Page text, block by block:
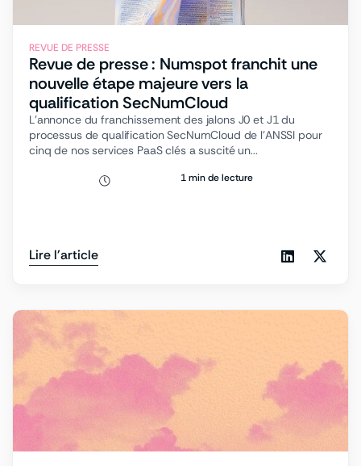
REVUE DE PRESSE
Revue de presse : Numspot franchit une
nouvelle étape majeure vers la
qualification SecNumCloud
L’annonce du franchissement des jalons J0 et J1 du
processus de qualification SecNumCloud de l’ANSSI pour
cinq de nos services PaaS clés a suscité un...
1 min de lecture
Lire l'article